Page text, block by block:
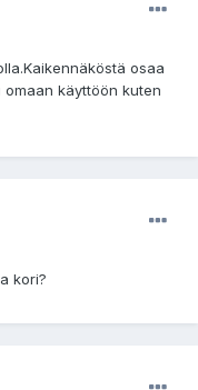
osaa
käyttöön kuten
kori?